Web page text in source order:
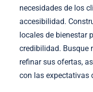
necesidades de los
accesibilidad.
locales de bienestar
credibilidad. Busque
refinar sus ofertas,
con las expectativas